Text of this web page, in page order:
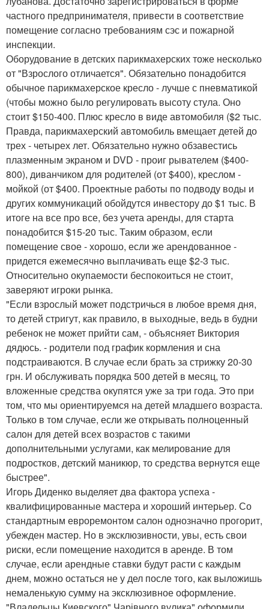
частного предпринимателя, привести в соответствие
помещение согласно требованиям сэс и пожарной
инспекции.
Оборудование в детских парикмахерских тоже несколько
от "Взрослого отличается". Обязательно понадобится
обычное парикмахерское кресло - лучше с пневматикой
(чтобы можно было регулировать высоту стула. Оно
стоит $150-400. Плюс кресло в виде автомобиля ($2 тыс.
Правда, парикмахерский автомобиль вмещает детей до
трех - четырех лет. Обязательно нужно обзавестись
плазменным экраном и DVD - проиг рывателем ($400-
800), диванчиком для родителей (от $400), креслом -
мойкой (от $400. Проектные работы по подводу воды и
других коммуникаций обойдутся инвестору до $1 тыс. В
итоге на все про все, без учета аренды, для старта
понадобится $15-20 тыс. Таким образом, если
помещение свое - хорошо, если же арендованное -
придется ежемесячно выплачивать еще $2-3 тыс.
Относительно окупаемости беспокоиться не стоит,
заверяют игроки рынка.
"Если взрослый может подстричься в любое время дня,
то детей стригут, как правило, в выходные, ведь в будни
ребенок не может прийти сам, - объясняет Виктория
дядюсь. - родители под график кормления и сна
подстраиваются. В случае если брать за стрижку 20-30
грн. И обслуживать порядка 500 детей в месяц, то
вложенные средства окупятся уже за три года. Это при
том, что мы ориентируемся на детей младшего возраста.
Только в том случае, если же открывать полноценный
салон для детей всех возрастов с такими
дополнительными услугами, как мелирование для
подростков, детский маникюр, то средства вернутся еще
быстрее".
Игорь Диденко выделяет два фактора успеха -
квалифицированные мастера и хороший интерьер. Со
стандартным евроремонтом салон однозначно прогорит,
убежден мастер. Но в эксклюзивности, увы, есть свои
риски, если помещение находится в аренде. В том
случае, если арендные ставки будут расти с каждым
днем, можно остаться не у дел после того, как выложишь
немаленькую сумму на эксклюзивное оформление.